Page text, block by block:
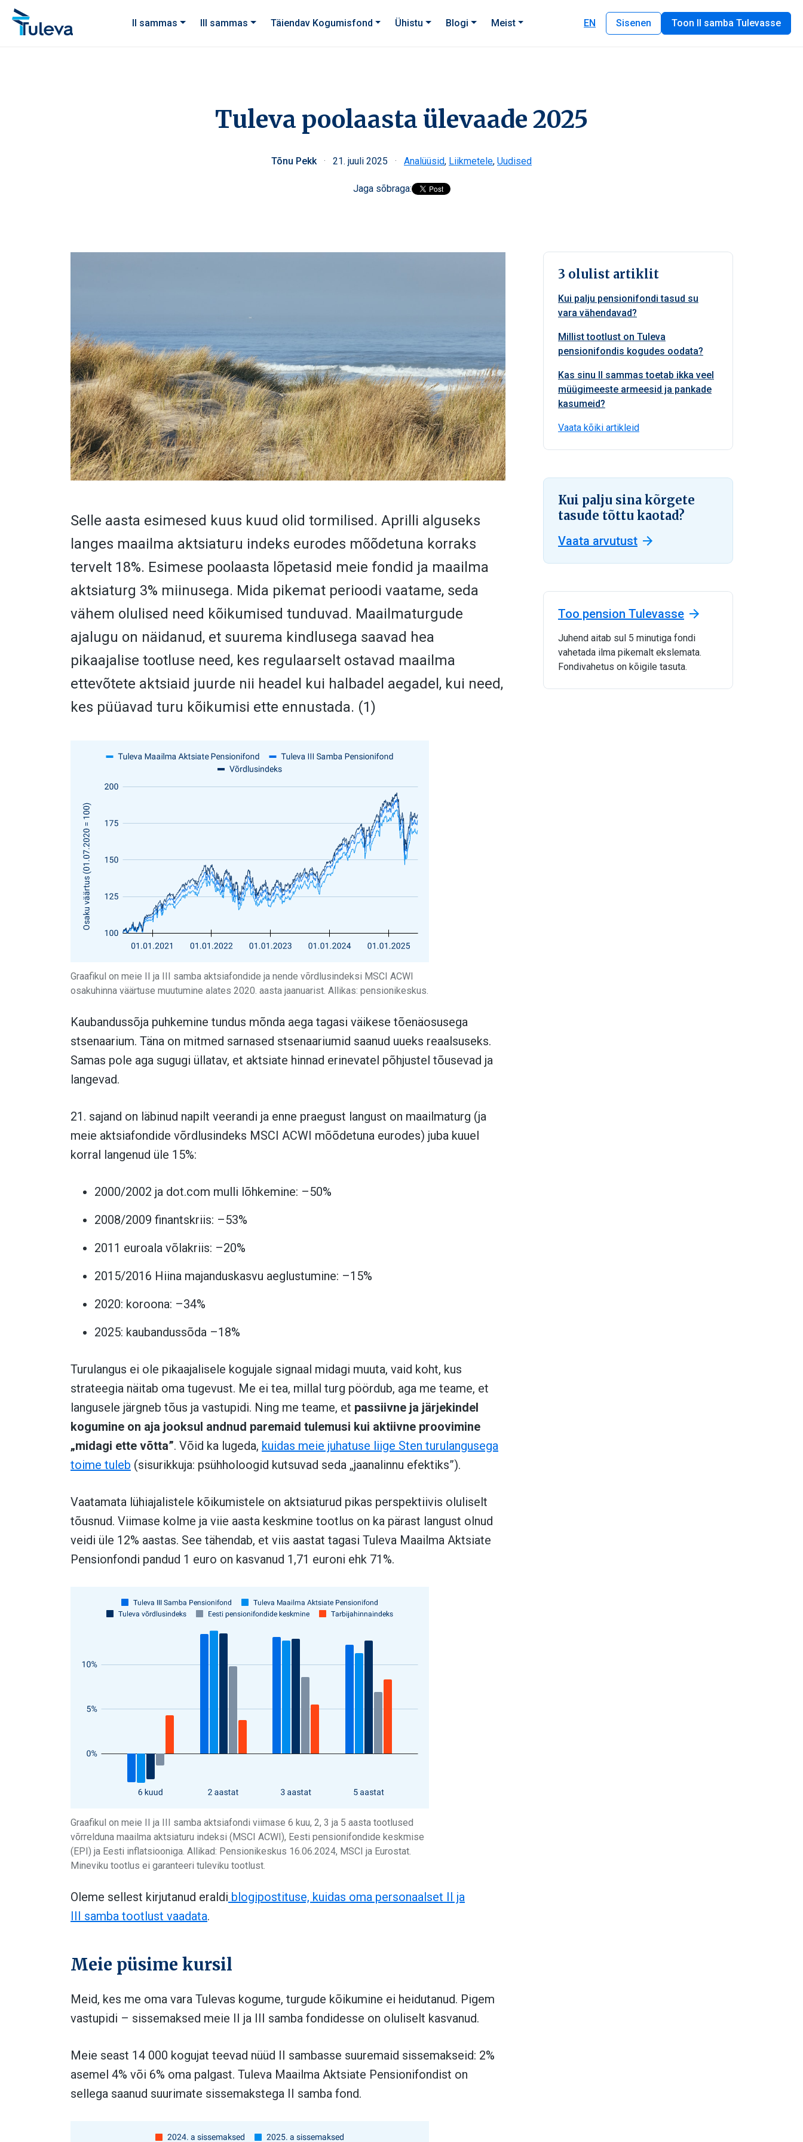
Liigu edasi sisu juurde
II sammas
III sammas Täiendav Kogumisfond Ühistu Blogi Meist EN Sisenen Toon II samba Tulevasse
Tuleva poolaasta ülevaade 2025
Tõnu Pekk · 21. juuli 2025 · Analüüsid, Liikmetele, Uudised
Jaga sõbraga:
Selle aasta esimesed kuus kuud olid tormilised. Aprilli alguseks
langes maailma aktsiaturu indeks eurodes mõõdetuna korraks
tervelt 18%. Esimese poolaasta lõpetasid meie fondid ja maailma
aktsiaturg 3% miinusega. Mida pikemat perioodi vaatame, seda
vähem olulised need kõikumised tunduvad. Maailmaturgude
ajalugu on näidanud, et suurema kindlusega saavad hea
pikaajalise tootluse need, kes regulaarselt ostavad maailma
ettevõtete aktsiaid juurde nii headel kui halbadel aegadel, kui need,
kes püüavad turu kõikumisi ette ennustada. (1)
Graafikul on meie II ja III samba aktsiafondide ja nende võrdlusindeksi MSCI ACWI
osakuhinna väärtuse muutumine alates 2020. aasta jaanuarist. Allikas: pensionikeskus.
Kaubandussõja puhkemine tundus mõnda aega tagasi väikese tõenäosusega
stsenaarium. Täna on mitmed sarnased stsenaariumid saanud uueks reaalsuseks.
Samas pole aga sugugi üllatav, et aktsiate hinnad erinevatel põhjustel tõusevad ja
langevad.
21. sajand on läbinud napilt veerandi ja enne praegust langust on maailmaturg (ja
meie aktsiafondide võrdlusindeks MSCI ACWI mõõdetuna eurodes) juba kuuel
korral langenud üle 15%:
2000/2002 ja dot.com mulli lõhkemine: –50%
2008/2009 finantskriis: –53%
2011 euroala võlakriis: –20%
2015/2016 Hiina majanduskasvu aeglustumine: –15%
2020: koroona: –34%
2025: kaubandussõda –18%
Turulangus ei ole pikaajalisele kogujale signaal midagi muuta, vaid koht, kus
strateegia näitab oma tugevust. Me ei tea, millal turg pöördub, aga me teame, et
langusele järgneb tõus ja vastupidi. Ning me teame, et passiivne ja järjekindel
kogumine on aja jooksul andnud paremaid tulemusi kui aktiivne proovimine
„midagi ette võtta”. Võid ka lugeda, kuidas meie juhatuse liige Sten turulangusega
toime tuleb (sisurikkuja: psühholoogid kutsuvad seda „jaanalinnu efektiks”).
Vaatamata lühiajalistele kõikumistele on aktsiaturud pikas perspektiivis oluliselt
tõusnud. Viimase kolme ja viie aasta keskmine tootlus on ka pärast langust olnud
veidi üle 12% aastas. See tähendab, et viis aastat tagasi Tuleva Maailma Aktsiate
Pensionfondi pandud 1 euro on kasvanud 1,71 euroni ehk 71%.
Graafikul on meie II ja III samba aktsiafondi viimase 6 kuu, 2, 3 ja 5 aasta tootlused
võrrelduna maailma aktsiaturu indeksi (MSCI ACWI), Eesti pensionifondide keskmise
(EPI) ja Eesti inflatsiooniga. Allikad: Pensionikeskus 16.06.2024, MSCI ja Eurostat.
Mineviku tootlus ei garanteeri tuleviku tootlust.
Oleme sellest kirjutanud eraldi blogipostituse, kuidas oma personaalset II ja
III samba tootlust vaadata.
Meie püsime kursil
Meid, kes me oma vara Tulevas kogume, turgude kõikumine ei heidutanud. Pigem
vastupidi – sissemaksed meie II ja III samba fondidesse on oluliselt kasvanud.
Meie seast 14 000 kogujat teevad nüüd II sambasse suuremaid sissemakseid: 2%
asemel 4% või 6% oma palgast. Tuleva Maailma Aktsiate Pensionifondist on
sellega saanud suurimate sissemakstega II samba fond.
3 olulist artiklit
Kui palju pensionifondi tasud su
vara vähendavad?
Millist tootlust on Tuleva
pensionifondis kogudes oodata?
Kas sinu II sammas toetab ikka veel
müügimeeste armeesid ja pankade
kasumeid?
Vaata kõiki artikleid
Kui palju sina kõrgete
tasude tõttu kaotad?
Vaata arvutust
Too pension Tulevasse
Juhend aitab sul 5 minutiga fondi
vahetada ilma pikemalt ekslemata.
Fondivahetus on kõigile tasuta.